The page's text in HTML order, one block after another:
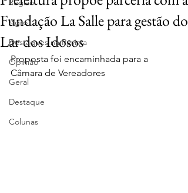
Região
Agro
Destaques na Revista
Opinião
Geral
Destaque
Colunas
Fundação La Salle para gestão do
Lar dos Idosos
Proposta foi encaminhada para a
Câmara de Vereadores